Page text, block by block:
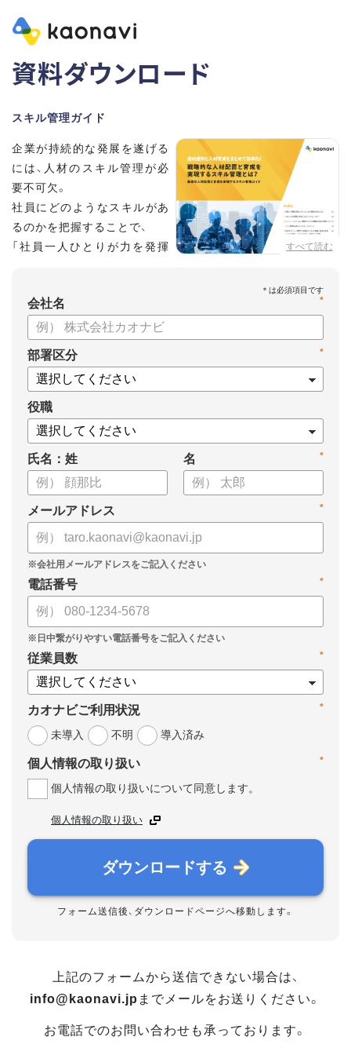
資料ダウンロード
スキル管理ガイド
すべて読む
企業が持続的な発展を遂げる
には、人材のスキル管理が必
要不可欠。
社員にどのようなスキルがあ
るのかを把握することで、
「社員一人ひとりが力を発揮
この資料では、戦略的な人材の配置と育成を実現するスキル管
理について解説します。
*
会社名
*
部署区分
役職
氏名：姓 *
名
*
メールアドレス
*
電話番号
*
従業員数
*
カオナビご利用状況
未導入
不明 導入済み
*
個人情報の取り扱い
個人情報の取り扱いについて同意します。
個人情報の取り扱い
ダウンロードする
フォーム送信後、ダウンロードページへ移動します。
上記のフォームから送信できない場合は、
info@kaonavi.jp までメールをお送りください。
お電話でのお問い合わせも承っております。